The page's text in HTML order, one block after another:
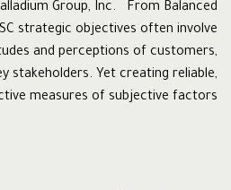
Group, Inc. From Balanced
strategic objectives often involve
and perceptions of customers,
stakeholders. Yet creating reliable,
measures of subjective factors […]